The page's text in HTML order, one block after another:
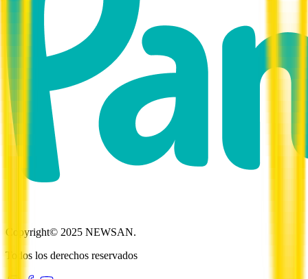
Copyright© 2025 NEWSAN.
Todos los derechos reservados